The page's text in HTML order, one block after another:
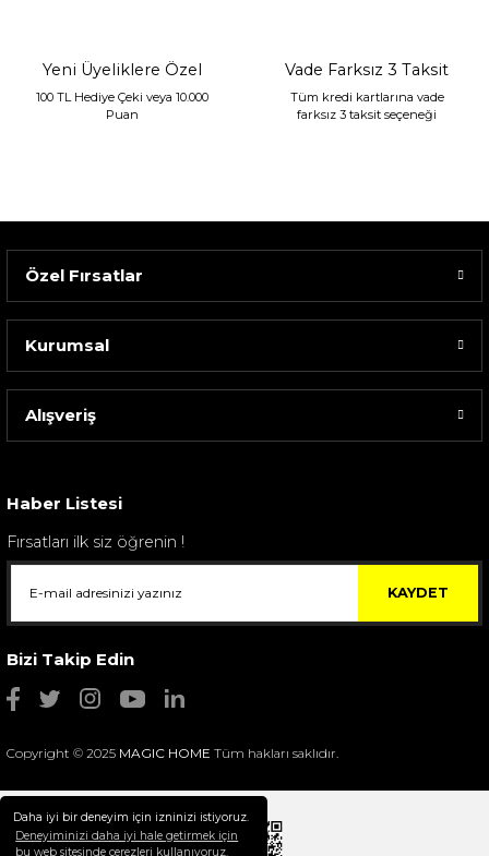
Daha iyi bir deneyim için izninizi istiyoruz.
Deneyiminizi daha iyi hale getirmek için
bu web sitesinde çerezleri kullanıyoruz.
Sarev Elfıda Flanel Nevresim Takımı Çift Kişili...
Yeni Üyeliklere Özel
100 TL Hediye Çeki veya 10.000
Puan
Vade Farksız 3 Taksit
Tüm kredi kartlarına vade
farksız 3 taksit seçeneği
Özel Fırsatlar
Kurumsal
Alışveriş
Haber Listesi
Fırsatları ilk siz öğrenin !
KAYDET
Bizi Takip Edin
Copyright © 2025 MAGIC HOME Tüm hakları saklıdır.